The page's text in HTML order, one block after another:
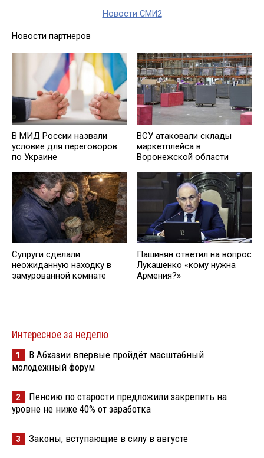
Новости СМИ2
Новости партнеров
В МИД России назвали
условие для переговоров
по Украине
ВСУ атаковали склады
маркетплейса в
Воронежской области
Супруги сделали
неожиданную находку в
замурованной комнате
Пашинян ответил на вопрос
Лукашенко «кому нужна
Армения?»
Интересное за неделю
1
В Абхазии впервые пройдёт масштабный
молодёжный форум
2
Пенсию по старости предложили закрепить на
уровне не ниже 40% от заработка
3 Законы, вступающие в силу в августе